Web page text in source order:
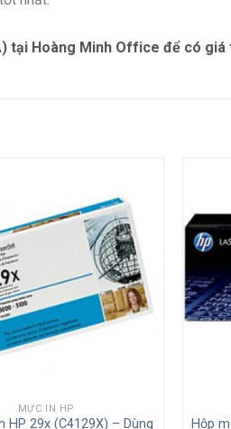
tại Hoàng Minh Office để có giá
MỰC IN HP
HP 29x (C4129X) – Dùng Hộp